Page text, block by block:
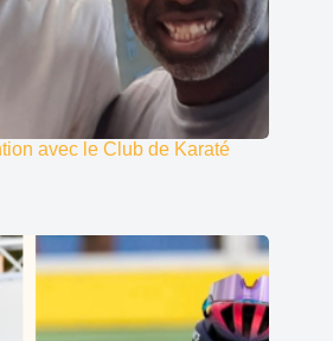
avec le Club de Karaté